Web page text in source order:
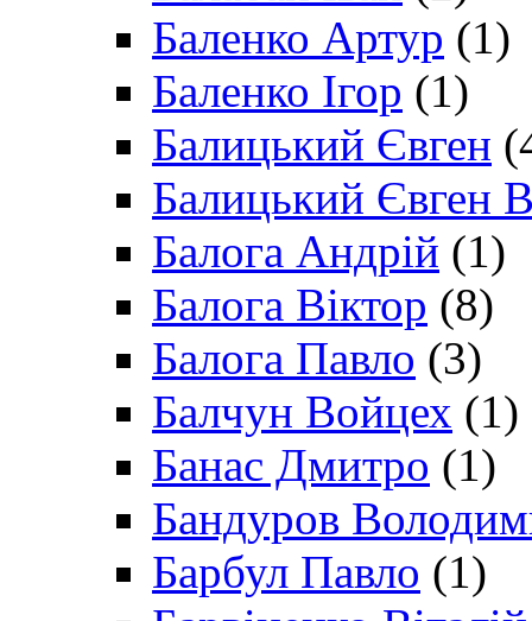
Баленко Артур (1)
Баленко Ігор (1)
Балицький Євген
Балицький Євген
Балога Андрій (1)
Балога Віктор (8)
Балога Павло (3)
Балчун Войцех (1)
Банас Дмитро (1)
Бандуров
Барбул Павло (1)